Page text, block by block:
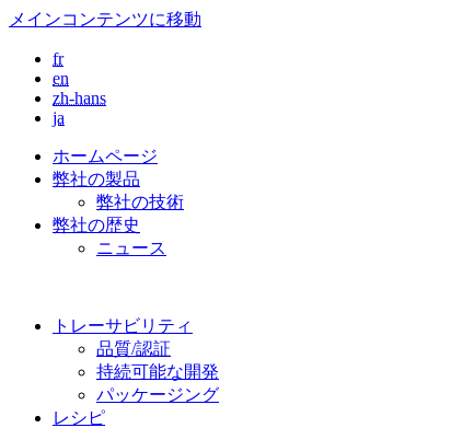
メインコンテンツに移動
fr
en
zh-hans
ja
ホームページ
弊社の製品
弊社の技術
弊社の歴史
ニュース
トレーサビリティ
品質/認証
持続可能な開発
パッケージング
レシピ